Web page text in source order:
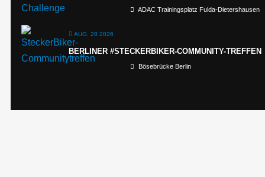
ADAC Trainingsplatz Fulda-Dietershausen
AUG. 28 2026
BERLINER #STECKERBIKER-COMMUNITY-TREFFEN
Bösebrücke Berlin